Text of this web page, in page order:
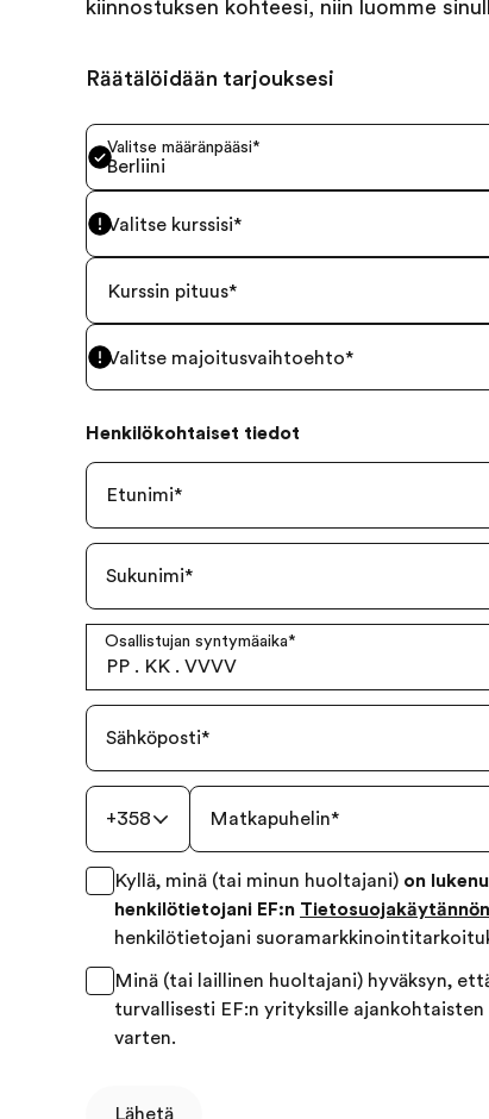
kiinnostuksen kohteesi, niin luomme
Räätälöidään tarjouksesi
Valitse määränpääsi*
Berliini
Valitse kurssisi*
Kurssin pituus*
Valitse majoitusvaihtoehto*
Henkilökohtaiset tiedot
Etunimi*
Sukunimi*
Osallistujan syntymäaika*
PP . KK . VVVV
Sähköposti*
+358 Matkapuhelin*
Kyllä, minä (tai minun huoltajani) on
henkilötietojani EF:n
henkilötietojani
Minä (tai laillinen huoltajani) hyväksyn,
turvallisesti EF:n yrityksille
varten.
Lähetä